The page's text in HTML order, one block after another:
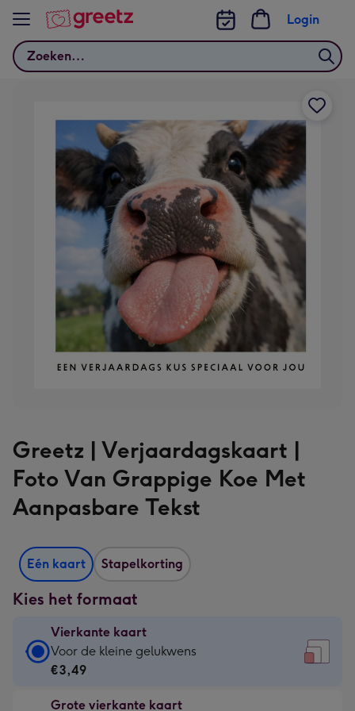
Bekijk meer
Zoeken
Login
Greetz | Verjaardagskaart |
Foto Van Grappige Koe Met
Aanpasbare Tekst
Eén kaart Stapelkorting
Kies het formaat
Vierkante kaart
Vierkante
kaart
€3,49
Voor de kleine gelukwens
€3,49
Grote vierkante kaart